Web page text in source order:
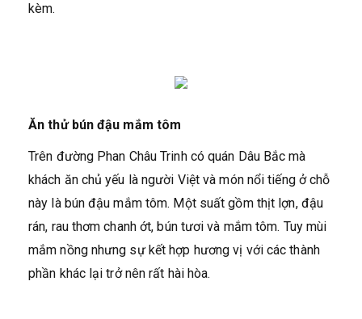
kèm.
Ăn thử bún đậu mắm tôm
Trên đường Phan Châu Trinh có quán Dâu Bắc mà
khách ăn chủ yếu là người Việt và món nổi tiếng ở chỗ
này là bún đậu mắm tôm. Một suất gồm thịt lợn, đậu
rán, rau thơm chanh ớt, bún tươi và mắm tôm. Tuy mùi
mắm nồng nhưng sự kết hợp hương vị với các thành
phần khác lại trở nên rất hài hòa.